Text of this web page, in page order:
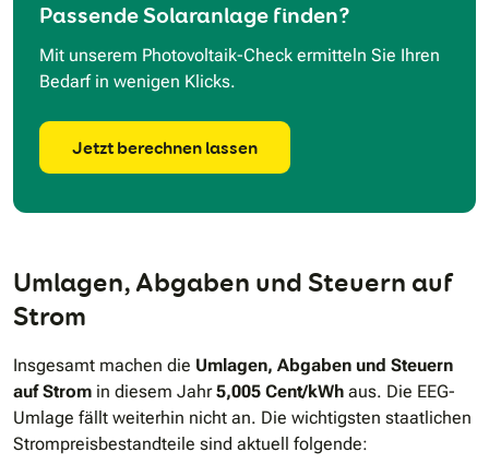
Passende Solaranlage finden?
Mit unserem Photovoltaik-Check ermitteln Sie Ihren
Bedarf in wenigen Klicks.
Jetzt berechnen lassen
Umlagen, Abgaben und Steuern auf
Strom
Insgesamt machen die Umlagen, Abgaben und Steuern
auf Strom in diesem Jahr5,005 Cent/kWh aus. Die EEG-
Umlage fällt weiterhin nicht an. Die wichtigsten staatlichen
Strompreisbestandteile sind aktuell folgende: